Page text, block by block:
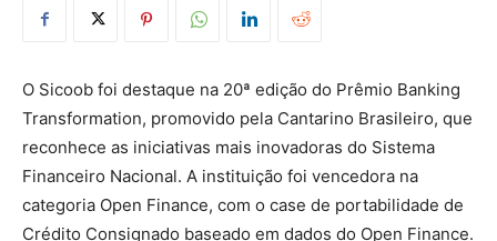
O Sicoob foi destaque na 20ª edição do Prêmio Banking
Transformation, promovido pela Cantarino Brasileiro, que
reconhece as iniciativas mais inovadoras do Sistema
Financeiro Nacional. A instituição foi vencedora na
categoria Open Finance, com o case de portabilidade de
Crédito Consignado baseado em dados do Open Finance.